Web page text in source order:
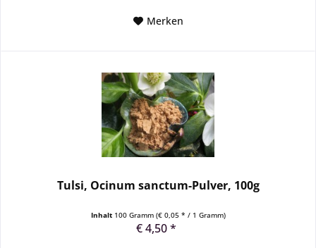
Merken
Tulsi, Ocinum sanctum-Pulver, 100g
Inhalt 100 Gramm (€ 0,05 * / 1 Gramm)
€ 4,50 *